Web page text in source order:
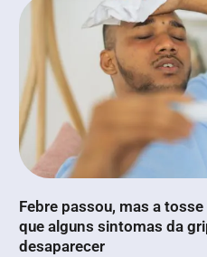
Febre passou, mas a
que alguns sintomas da
desaparecer